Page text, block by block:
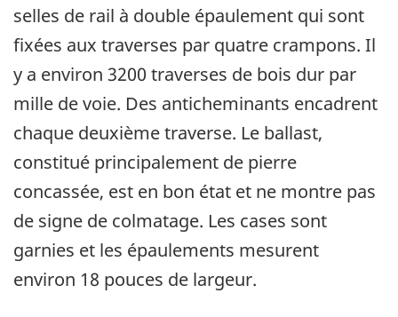
selles de rail à double épaulement qui sont
fixées aux traverses par quatre crampons. Il
y a environ 3200 traverses de bois dur par
mille de voie. Des anticheminants encadrent
chaque deuxième traverse. Le ballast,
constitué principalement de pierre
concassée, est en bon état et ne montre pas
de signe de colmatage. Les cases sont
garnies et les épaulements mesurent
environ 18 pouces de largeur.